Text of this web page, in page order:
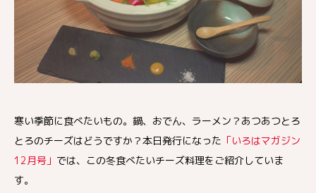
寒い季節に食べたいもの。鍋、おでん、ラーメン？あつあつとろ
とろのチーズはどうですか？本日発行になった 「いろはマガジン
12月号」 では、この冬食べたいチーズ料理をご紹介していま
す。